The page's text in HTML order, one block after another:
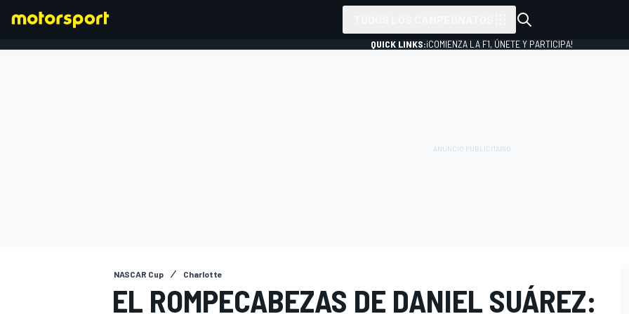
QUICK LINKS:¡COMIENZA LA F1, ÚNETE Y PARTICIPA!
NASCAR Cup Charlotte
EL ROMPECABEZAS DE DANIEL SUÁREZ: